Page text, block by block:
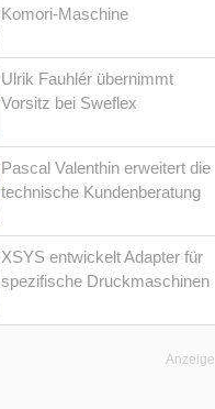
Komori-Maschine
Ulrik Fauhlér übernimmt
Vorsitz bei Sweflex
Pascal Valenthin erweitert die
technische Kundenberatung
XSYS entwickelt Adapter für
spezifische Druckmaschinen
Anzeige